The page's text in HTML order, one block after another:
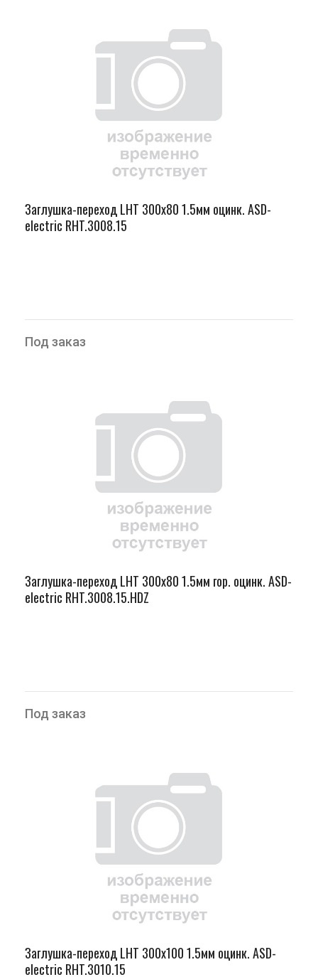
Заглушка-переход LHT 300х80 1.5мм оцинк. ASD-
electric RHT.3008.15
Под заказ
Заглушка-переход LHT 300х80 1.5мм гор. оцинк. ASD-
electric RHT.3008.15.HDZ
Под заказ
Заглушка-переход LHT 300х100 1.5мм оцинк. ASD-
electric RHT.3010.15